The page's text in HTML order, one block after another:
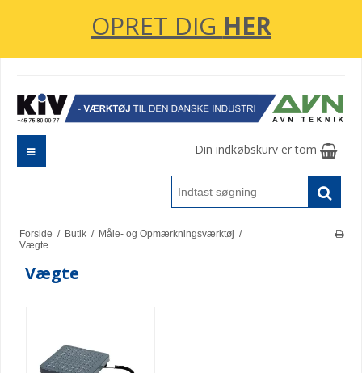
OPRET DIG HER
Din indkøbskurv er tom
Forside / Butik / Måle- og Opmærkningsværktøj /
Vægte
Vægte